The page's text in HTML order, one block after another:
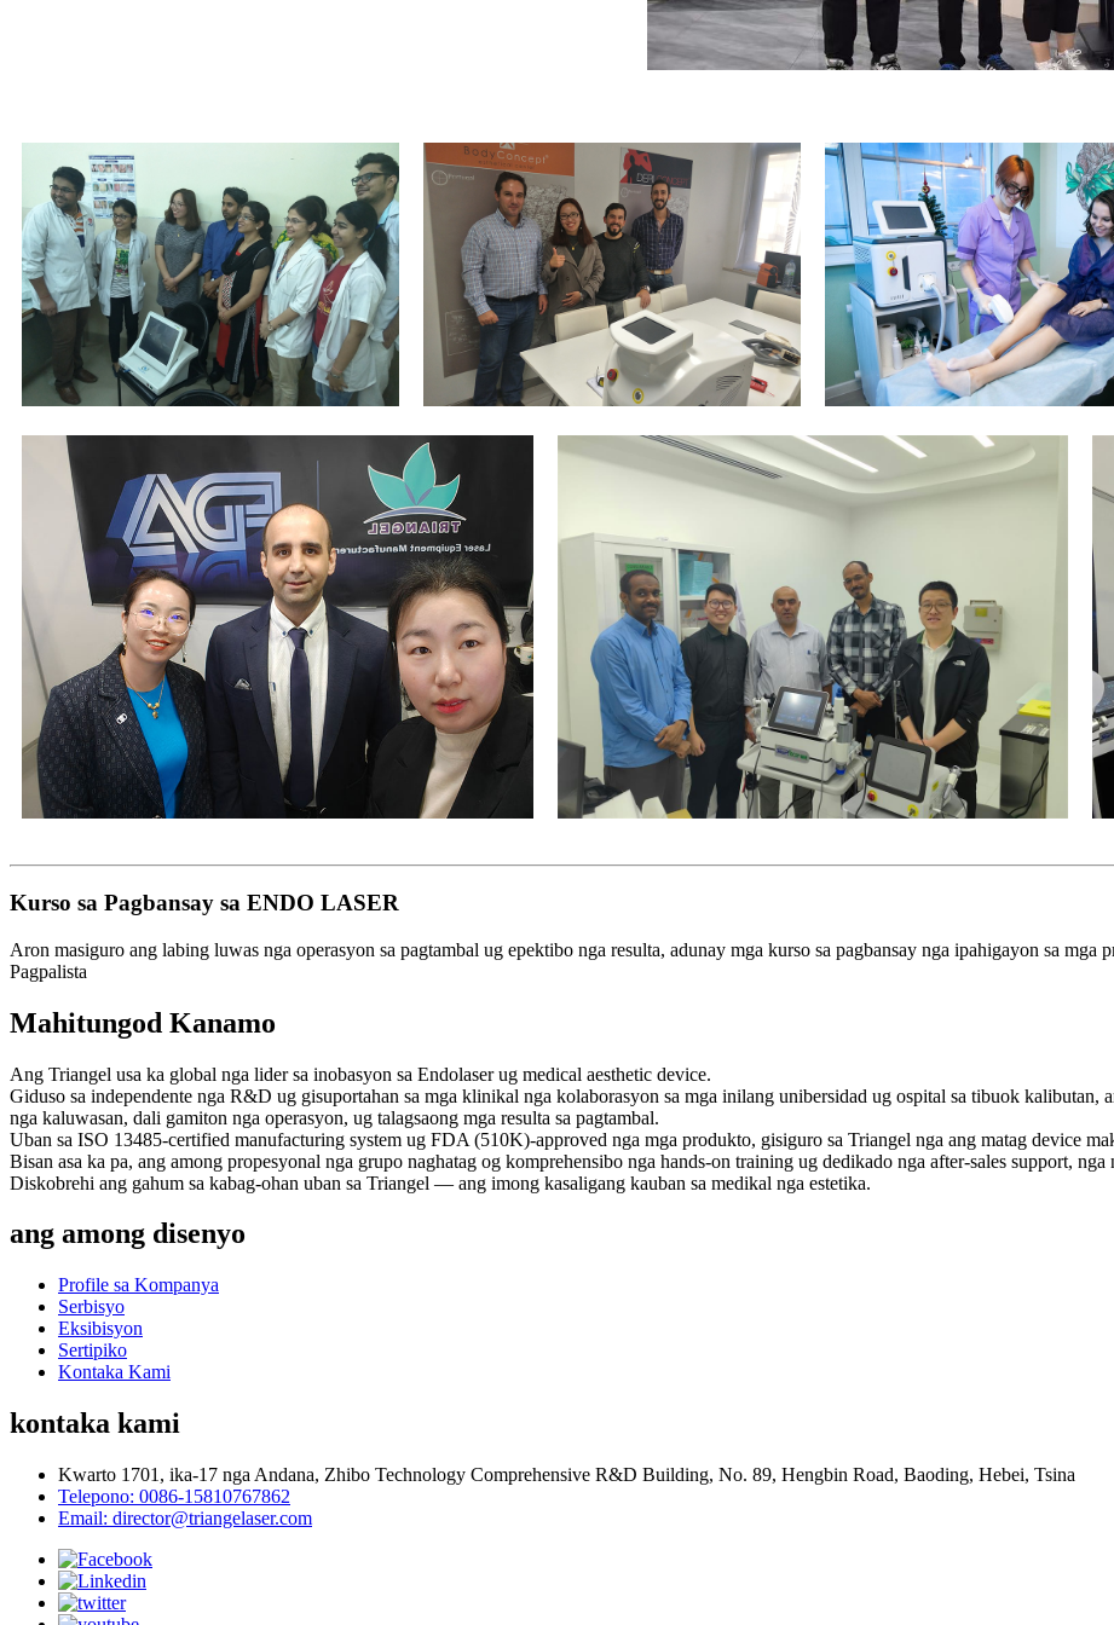
Kurso sa Pagbansay sa ENDO LASER
Aron masiguro ang labing luwas nga operasyon sa pagtambal ug epektibo nga resulta, adunay mga kurso sa pagbansay nga ipahigayon sa mga
Mahitungod Kanamo
Ang Triangel usa ka global nga lider sa inobasyon sa Endolaser ug medical aesthetic device.
nga kaluwasan, dali gamiton nga operasyon, ug talagsaong mga resulta sa pagtambal.
Uban sa ISO 13485-certified manufacturing system ug FDA (510K)-approved nga mga produkto, gisiguro sa Triangel nga ang matag device
Bisan asa ka pa, ang among propesyonal nga grupo naghatag og komprehensibo nga hands-on training ug dedikado nga after-sales support, nga
Diskobrehi ang gahum sa kabag-ohan uban sa Triangel — ang imong kasaligang kauban sa medikal nga estetika.
ang among disenyo
Profile sa Kompanya
Eksibisyon
Sertipiko
Kontaka Kami
kontaka kami
Kwarto 1701, ika-17 nga Andana, Zhibo Technology Comprehensive R&D Building, No. 89, Hengbin Road, Baoding, Hebei, Tsina
Email: director@triangelaser.com